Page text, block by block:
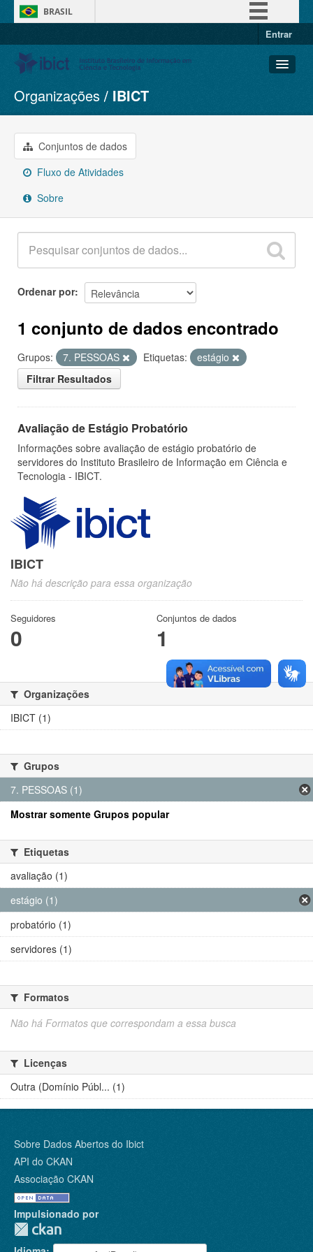
BRASIL
Entrar
Conjuntos de dados
Organizações
Grupos
Sobre
Organizações IBICT
Conjuntos de dados
Fluxo de Atividades
Sobre
Ordenar por
1 conjunto de dados encontrado
Grupos: 7. PESSOAS Etiquetas:
estágio
Filtrar Resultados
Avaliação de Estágio Probatório
Informações sobre avaliação de estágio probatório de
servidores do Instituto Brasileiro de Informação em Ciência e
Tecnologia - IBICT.
IBICT
Não há descrição para essa organização
Seguidores
0
Conjuntos de dados
1
Organizações
IBICT (1)
Grupos
7. PESSOAS (1)
Mostrar somente Grupos popular
Etiquetas
avaliação (1)
estágio (1)
probatório (1)
servidores (1)
Formatos
Não há Formatos que correspondam a essa busca
Licenças
Outra (Domínio Públ... (1)
Sobre Dados Abertos do Ibict
API do CKAN
Associação CKAN
Impulsionado por